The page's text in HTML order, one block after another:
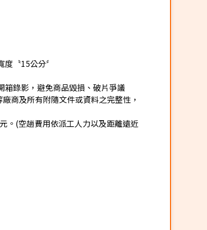
〝15公分〞
錄影，避免商品毀損、破片爭議
商及所有附隨文件或資料之完整性，
。(空趟費用依派工人力以及距離遠近